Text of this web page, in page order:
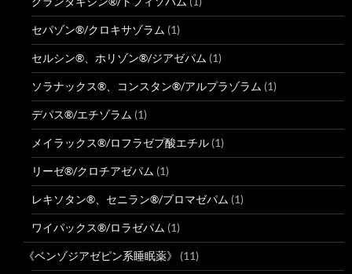
セパゾン®/クロキサゾラム (1)
セルシン®、ホリゾン®/ジアゼパム (1)
ソラナックス®、コンスタン®/アルプラゾラム (1)
デパス®/エチゾラム (1)
メイラックス®/ロフラゼプ酸エチル (1)
リーゼ®/クロチアゼパム (1)
レキソタン®、セニラン®/ブロマゼパム (1)
ワイパックス®/ロラゼパム (1)
《ベンゾジアゼピン系睡眠薬》 (11)